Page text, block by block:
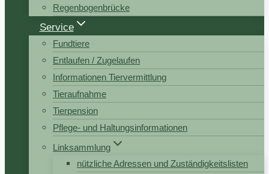
Regenbogenbrücke
Service
Fundtiere
Entlaufen / Zugelaufen
Informationen Tiervermittlung
Tieraufnahme
Tierpension
Pflege- und Haltungsinformationen
Linksammlung
nützliche Adressen und Zuständigkeitslisten